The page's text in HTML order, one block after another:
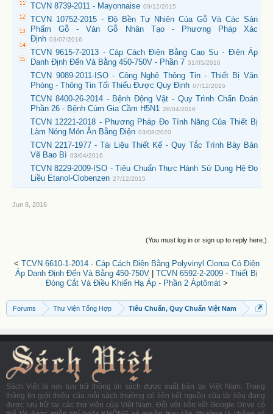
TCVN 8739-2011 - Mayonnaise 09/12/2015
TCVN 10752-2015 - Độ Bền Tự Nhiên Của Gỗ Và Các Sản
Phẩm Gỗ - Ván Gỗ Nhân Tạo - Phương Pháp Xác
Định 03/07/2016
TCVN 9615-7-2013 - Cáp Cách Điện Bằng Cao Su - Điện Áp
Danh Định Đến Và Bằng 450-750V - Phần 7 31/05/2016
TCVN 9089-2011-ISO - Công Nghệ Thông Tin - Thiết Bị Văn
Phòng - Thông Tin Tối Thiểu Được Quy Định 07/12/2015
TCVN 8400-26-2014 - Bệnh Động Vật - Quy Trình Chẩn Đoán
Phần 26 - Bệnh Cúm Gia Cầm H5N1
28/04/2016
TCVN 12221-2018 - Phương Pháp Đo Tính Năng Của Thiết Bị
Làm Nóng Món Ăn Bằng Điện 03/08/2020
TCVN 2217-1977 - Tài Liệu Thiết Kế - Quy Tắc Trình Bày Bản
Vẽ Bao Bì 03/04/2016
TCVN 8229-2009-ISO - Tiêu Chuẩn Thực Hành Sử Dụng Hệ Đo
Liều Etanol-Clobenzen 27/12/2015
Jun 8, 2016
(You must log in or sign up to reply here.)
< TCVN 6610-1-2014 - Cáp Cách Điện Bằng Polyvinyl Clorua Có Điện
Áp Danh Định Đến Và Bằng 450-750V | TCVN 6592-2-2009 - Thiết Bị
Đóng Cắt Và Điều Khiển Hạ Áp - Phần 2 Áptômát>
Forums Thư Viện Tổng Hợp Tiêu Chuẩn, Quy Chuẩn Việt Nam
Sách Việt là nơi lưu trữ thông tin sách được xuất bản tại Việt Nam. Trong
thông tin giới thiệu của mỗi sách thường có liên kết nguồn của tài liệu đang
được lưu trữ tại các thư viện của Việt Nam. Đối với liên kết Google Drive có